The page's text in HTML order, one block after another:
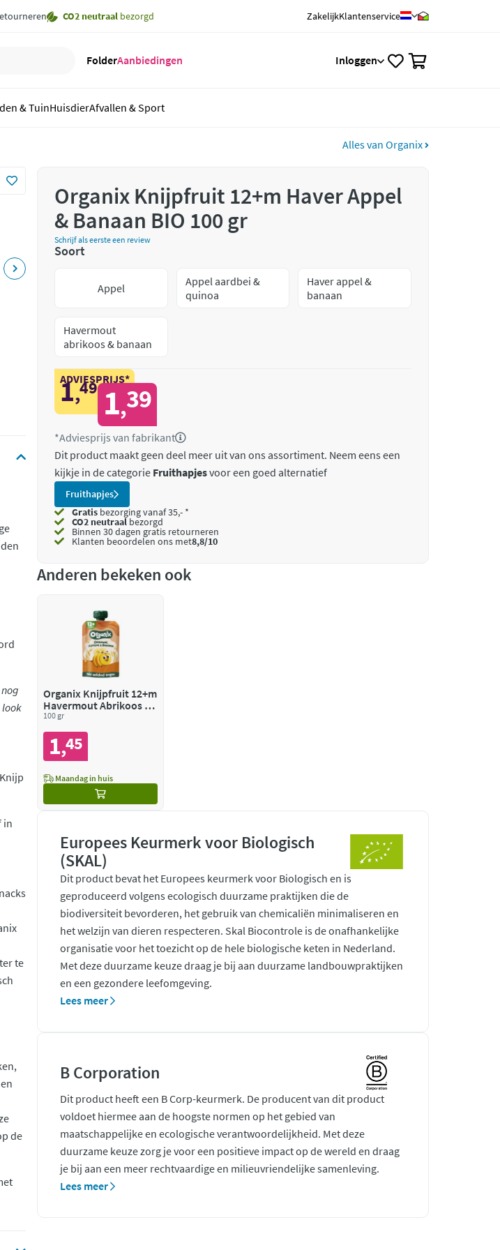
CO2 neutraal bezorgd ZakelijkKlantenservice
FolderAanbiedingen Inloggen
& TuinHuisdierAfvallen & Sport
Alles van Organix
look
in
te
de
Organix Knijpfruit 12+m Haver Appel
& Banaan BIO 100 gr
Schrijf als eerste een review
Soort
Appel
Appel aardbei &
quinoa
Haver appel &
banaan
Havermout
abrikoos & banaan
ADVIESPRIJS*
1,49 1,39
*Adviesprijs van fabrikant
Dit product maakt geen deel meer uit van ons assortiment. Neem eens een
kijkje in de categorie Fruithapjesvoor een goed alternatief
Fruithapjes
Gratis bezorging vanaf 35,- *
CO2 neutraalbezorgd
Binnen 30 dagen gratis retourneren
Klanten beoordelen ons met8,8/10
Anderen bekeken ook
Organix Knijpfruit 12+m
Havermout Abrikoos &
Banaan BIO
100 gr
1,45
Maandag in huis
Europees Keurmerk voor Biologisch
(SKAL)
Dit product bevat het Europees keurmerk voor Biologisch en is
geproduceerd volgens ecologisch duurzame praktijken die de
biodiversiteit bevorderen, het gebruik van chemicaliën minimaliseren en
het welzijn van dieren respecteren. Skal Biocontrole is de onafhankelijke
organisatie voor het toezicht op de hele biologische keten in Nederland.
Met deze duurzame keuze draag je bij aan duurzame landbouwpraktijken
en een gezondere leefomgeving.
Lees meer
B Corporation
Dit product heeft een B Corp-keurmerk. De producent van dit product
voldoet hiermee aan de hoogste normen op het gebied van
maatschappelijke en ecologische verantwoordelijkheid. Met deze
duurzame keuze zorg je voor een positieve impact op de wereld en draag
je bij aan een meer rechtvaardige en milieuvriendelijke samenleving.
Lees meer